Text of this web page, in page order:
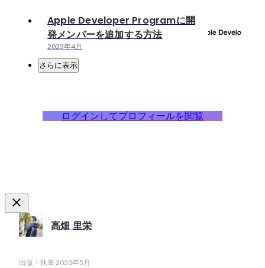
Apple Developer Programに開
発メンバーを追加する方法
2023年4月
さらに表示
ログインしてプロフィールを閲覧
高畑 里栄
出版・執筆2020年5月